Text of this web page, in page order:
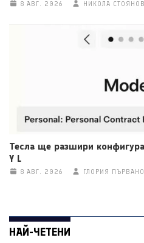
8 АВГ. 2026 НИКОЛА СТОЯНОВ
Тесла ще разшири
Y L
8 АВГ. 2026 ГЛОРИЯ
НАЙ-ЧЕТЕНИ